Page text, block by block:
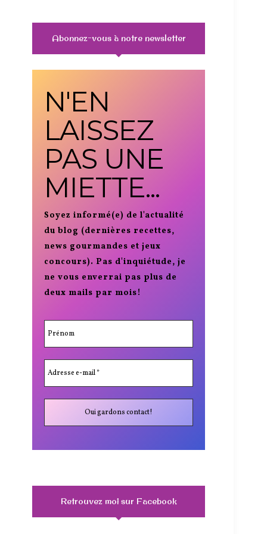
Abonnez-vous à notre newsletter
N'EN
LAISSEZ
PAS UNE
MIETTE...
Soyez informé(e) de l'actualité
du blog (dernières recettes,
news gourmandes et jeux
concours). Pas d'inquiétude, je
ne vous enverrai pas plus de
deux mails par mois!
Retrouvez moi sur Facebook